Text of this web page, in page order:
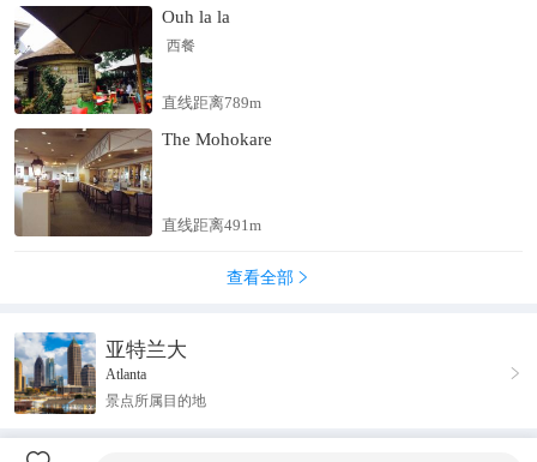
Ouh la la
西餐
直线距离789m
The Mohokare
直线距离491m
查看全部 
亚特兰大
Atlanta
景点所属目的地
